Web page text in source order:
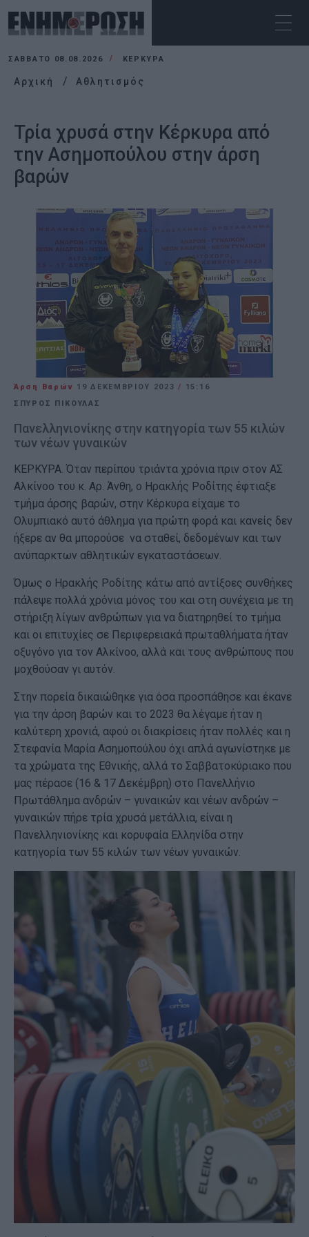
ΣΆΒΒΑΤΟ 08.08.2026 ΚΕΡΚΥΡΑ
Αρχική Αθλητισμός
Τρία χρυσά στην Κέρκυρα από
την Ασημοπούλου στην άρση
βαρών
Άρση Βαρών 19 ΔΕΚΕΜΒΡΊΟΥ 2023/ 15:16
ΣΠΥΡΟΣ ΠΙΚΟΥΛΑΣ
Πανελληνιονίκης στην κατηγορία των 55 κιλών
των νέων γυναικών
ΚΕΡΚΥΡΑ. Όταν περίπου τριάντα χρόνια πριν στον ΑΣ
Αλκίνοο του κ. Αρ. Άνθη, ο Ηρακλής Ροδίτης έφτιαξε
τμήμα άρσης βαρών, στην Κέρκυρα είχαμε το
Ολυμπιακό αυτό άθλημα για πρώτη φορά και κανείς δεν
ήξερε αν θα μπορούσε να σταθεί, δεδομένων και των
ανύπαρκτων αθλητικών εγκαταστάσεων.
Όμως ο Ηρακλής Ροδίτης κάτω από αντίξοες συνθήκες
πάλεψε πολλά χρόνια μόνος του και στη συνέχεια με τη
στήριξη λίγων ανθρώπων για να διατηρηθεί το τμήμα
και οι επιτυχίες σε Περιφερειακά πρωταθλήματα ήταν
οξυγόνο για τον Αλκίνοο, αλλά και τους ανθρώπους που
μοχθούσαν γι αυτόν.
Στην πορεία δικαιώθηκε για όσα προσπάθησε και έκανε
για την άρση βαρών και το 2023 θα λέγαμε ήταν η
καλύτερη χρονιά, αφού οι διακρίσεις ήταν πολλές και η
Στεφανία Μαρία Ασημοπούλου όχι απλά αγωνίστηκε με
τα χρώματα της Εθνικής, αλλά το Σαββατοκύριακο που
μας πέρασε (16 & 17 Δεκέμβρη) στο Πανελλήνιο
Πρωτάθλημα ανδρών – γυναικών και νέων ανδρών –
γυναικών πήρε τρία χρυσά μετάλλια, είναι η
Πανελληνιονίκης και κορυφαία Ελληνίδα στην
κατηγορία των 55 κιλών των νέων γυναικών.